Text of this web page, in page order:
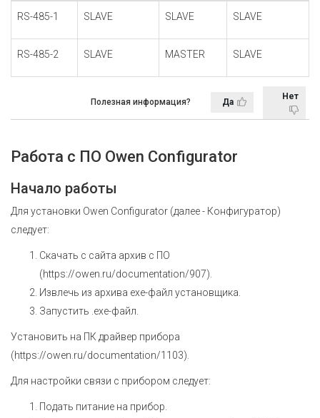
RS-485-1 SLAVE SLAVE SLAVE
RS-485-2 SLAVE MASTER SLAVE
Полезная информация? Да
Нет
Работа с ПО Owen Configurator
Начало работы
Для установки Owen Configurator (далее - Конфигуратор)
следует:
Скачать с сайта архив с ПО
(https://owen.ru/documentation/907).
Извлечь из архива ехе-файл установщика.
Запустить .ехе-файл.
Установить на ПК драйвер прибора
(https://owen.ru/documentation/1103).
Для настройки связи с прибором следует:
Подать питание на прибор.